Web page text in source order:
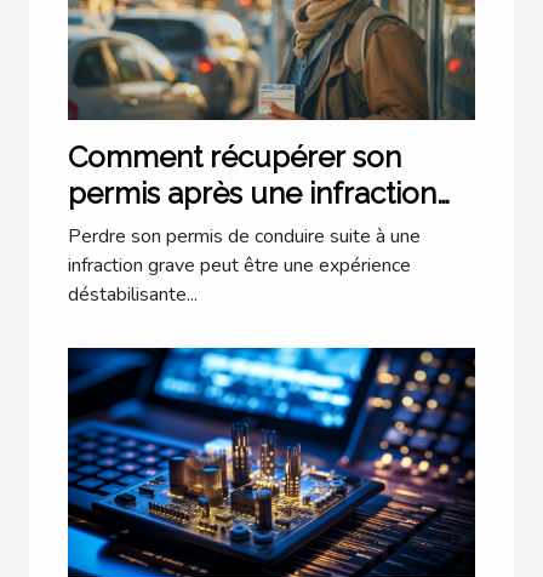
Comment récupérer son
permis après une infraction
grave
Perdre son permis de conduire suite à une
infraction grave peut être une expérience
déstabilisante...